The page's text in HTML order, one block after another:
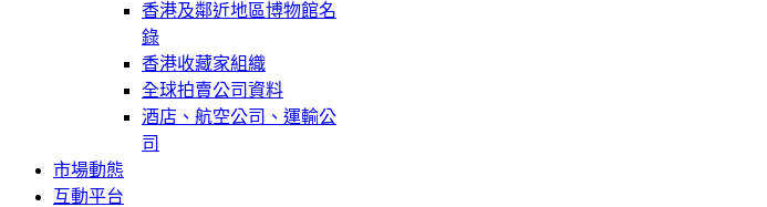
香港及鄰近地區博物館名
錄
香港收藏家組織
全球拍賣公司資料
酒店、航空公司、運輸公
司
市場動態
互動平台